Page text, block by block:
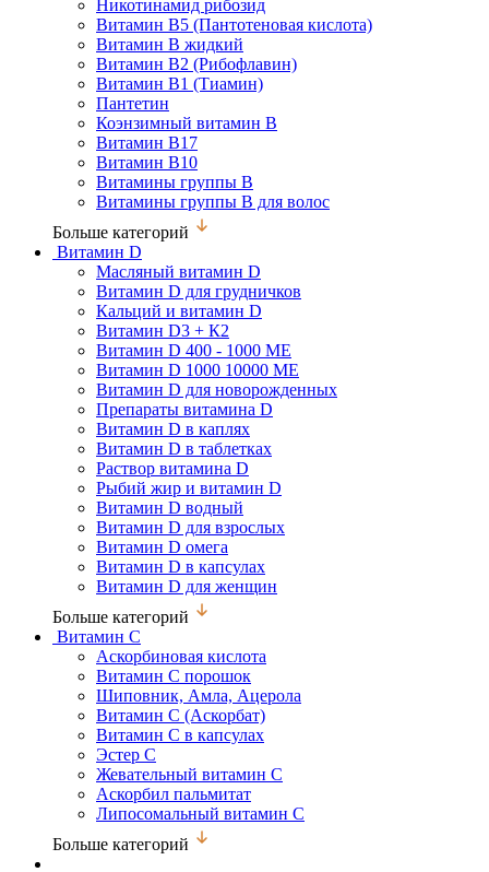
Никотинамид рибозид
Витамин В5 (Пантотеновая кислота)
Витамин В жидкий
Витамин В2 (Рибофлавин)
Витамин В1 (Тиамин)
Пантетин
Коэнзимный витамин В
Витамин В17
Витамин В10
Витамины группы В
Витамины группы В для волос
Больше категорий
Витамин D
Масляный витамин D
Витамин D для грудничков
Кальций и витамин D
Витамин D3 + К2
Витамин D 400 - 1000 МЕ
Витамин D 1000 10000 МЕ
Витамин D для новорожденных
Препараты витамина D
Витамин D в каплях
Витамин D в таблетках
Раствор витамина D
Рыбий жир и витамин D
Витамин D водный
Витамин D для взрослых
Витамин D омега
Витамин D в капсулах
Витамин D для женщин
Больше категорий
Витамин С
Аскорбиновая кислота
Витамин С порошок
Шиповник, Амла, Ацерола
Витамин С (Аскорбат)
Витамин С в капсулах
Эстер С
Жевательный витамин С
Аскорбил пальмитат
Липосомальный витамин С
Больше категорий